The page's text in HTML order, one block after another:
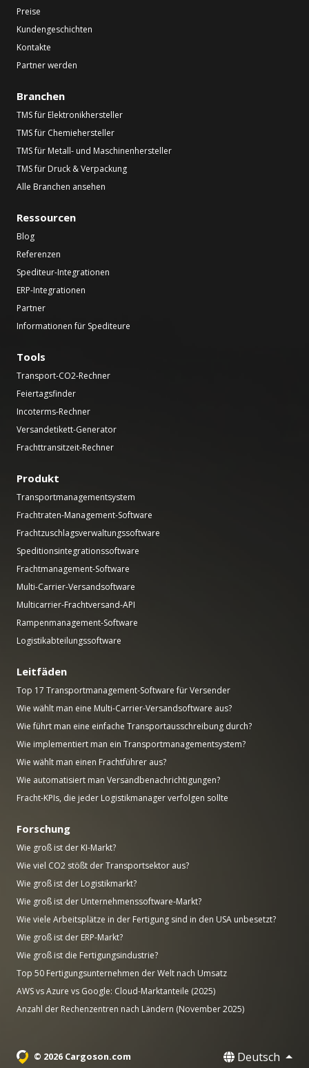
Preise
Kundengeschichten
Kontakte
Partner werden
Branchen
TMS für Elektronikhersteller
TMS für Chemiehersteller
TMS für Metall- und Maschinenhersteller
TMS für Druck & Verpackung
Alle Branchen ansehen
Ressourcen
Blog
Referenzen
Spediteur-Integrationen
ERP-Integrationen
Partner
Informationen für Spediteure
Tools
Transport-CO2-Rechner
Feiertagsfinder
Incoterms-Rechner
Versandetikett-Generator
Frachttransitzeit-Rechner
Produkt
Transportmanagementsystem
Frachtraten-Management-Software
Frachtzuschlagsverwaltungssoftware
Speditionsintegrationssoftware
Frachtmanagement-Software
Multi-Carrier-Versandsoftware
Multicarrier-Frachtversand-API
Rampenmanagement-Software
Logistikabteilungssoftware
Leitfäden
Top 17 Transportmanagement-Software für Versender
Wie wählt man eine Multi-Carrier-Versandsoftware aus?
Wie führt man eine einfache Transportausschreibung durch?
Wie implementiert man ein Transportmanagementsystem?
Wie wählt man einen Frachtführer aus?
Wie automatisiert man Versandbenachrichtigungen?
Fracht-KPIs, die jeder Logistikmanager verfolgen sollte
Forschung
Wie groß ist der KI-Markt?
Wie viel CO2 stößt der Transportsektor aus?
Wie groß ist der Logistikmarkt?
Wie groß ist der Unternehmenssoftware-Markt?
Wie viele Arbeitsplätze in der Fertigung sind in den USA unbesetzt?
Wie groß ist der ERP-Markt?
Wie groß ist die Fertigungsindustrie?
Top 50 Fertigungsunternehmen der Welt nach Umsatz
AWS vs Azure vs Google: Cloud-Marktanteile (2025)
Anzahl der Rechenzentren nach Ländern (November 2025)
© 2026 Cargoson.com Deutsch